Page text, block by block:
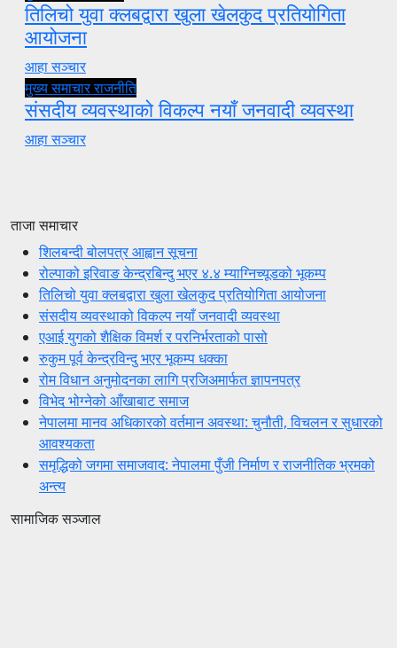
तिलिचो युवा क्लबद्वारा खुला खेलकुद प्रतियोगिता
आयोजना
आहा सञ्चार
मुख्य समाचारराजनीति
संसदीय व्यवस्थाको विकल्प नयाँ जनवादी व्यवस्था
आहा सञ्चार
ताजा समाचार
शिलबन्दी बोलपत्र आह्वान सूचना
रोल्पाको इरिवाङ केन्द्रबिन्दु भएर ४.४ म्याग्निच्यूडको भूकम्प
तिलिचो युवा क्लबद्वारा खुला खेलकुद प्रतियोगिता आयोजना
संसदीय व्यवस्थाको विकल्प नयाँ जनवादी व्यवस्था
एआई युगको शैक्षिक विमर्श र परनिर्भरताको पासो
रुकुम पूर्व केन्द्रविन्दु भएर भूकम्प धक्का
रोम विधान अनुमोदनका लागि प्रजिअमार्फत ज्ञापनपत्र
विभेद भोग्नेको आँखाबाट समाज
नेपालमा मानव अधिकारको वर्तमान अवस्था: चुनौती, विचलन र सुधारको
आवश्यकता
समृद्धिको जगमा समाजवाद: नेपालमा पुँजी निर्माण र राजनीतिक भ्रमको
अन्त्य
सामाजिक सञ्जाल